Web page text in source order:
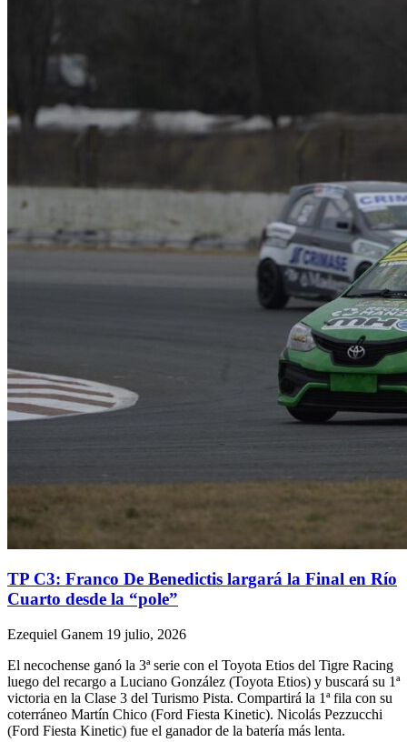
TP C3: Franco De Benedictis largará la Final en Río
Cuarto desde la “pole”
Ezequiel Ganem 19 julio, 2026
El necochense ganó la 3ª serie con el Toyota Etios del Tigre Racing
luego del recargo a Luciano González (Toyota Etios) y buscará su 1ª
victoria en la Clase 3 del Turismo Pista. Compartirá la 1ª fila con su
coterráneo Martín Chico (Ford Fiesta Kinetic). Nicolás Pezzucchi
(Ford Fiesta Kinetic) fue el ganador de la batería más lenta.